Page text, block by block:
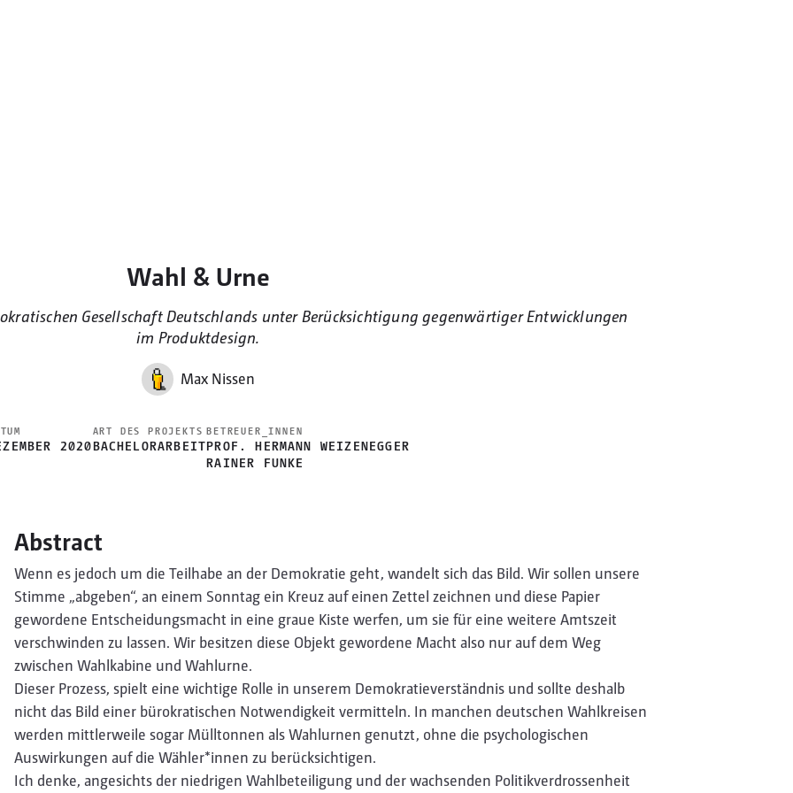
Wahl & Urne
Gesellschaft Deutschlands unter Berücksichtigung gegenwärtiger Entwicklungen
im Produktdesign.
Max Nissen
2020
ART DES PROJEKTS
BACHELORARBEIT
BETREUER_INNEN
PROF. HERMANN WEIZENEGGER
RAINER FUNKE
Abstract
Wenn es jedoch um die Teilhabe an der Demokratie geht, wandelt sich das Bild. Wir sollen unsere
Stimme „abgeben“, an einem Sonntag ein Kreuz auf einen Zettel zeichnen und diese Papier
gewordene Entscheidungsmacht in eine graue Kiste werfen, um sie für eine weitere Amtszeit
verschwinden zu lassen. Wir besitzen diese Objekt gewordene Macht also nur auf dem Weg
zwischen Wahlkabine und Wahlurne.
Dieser Prozess, spielt eine wichtige Rolle in unserem Demokratieverständnis und sollte deshalb
nicht das Bild einer bürokratischen Notwendigkeit vermitteln. In manchen deutschen Wahlkreisen
werden mittlerweile sogar Mülltonnen als Wahlurnen genutzt, ohne die psychologischen
Auswirkungen auf die Wähler*innen zu berücksichtigen.
Ich denke, angesichts der niedrigen Wahlbeteiligung und der wachsenden Politikverdrossenheit